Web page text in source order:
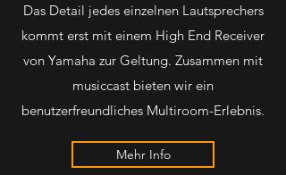
Das Detail jedes einzelnen Lautsprechers
kommt erst mit einem High End Receiver
von Yamaha zur Geltung. Zusammen mit
musiccast bieten wir ein
benutzerfreundliches Multiroom-Erlebnis.
Mehr Info